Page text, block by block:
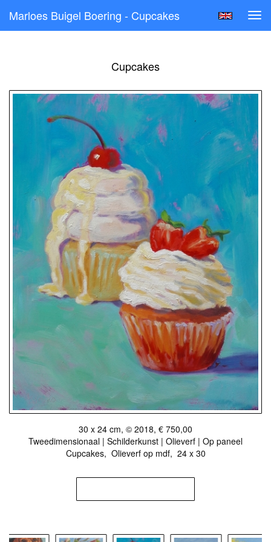
Marloes Buigel Boering - Cupcakes
Cupcakes
30 x 24 cm, © 2018, € 750,00
Tweedimensionaal | Schilderkunst | Olieverf | Op paneel
Cupcakes, Olieverf op mdf, 24 x 30